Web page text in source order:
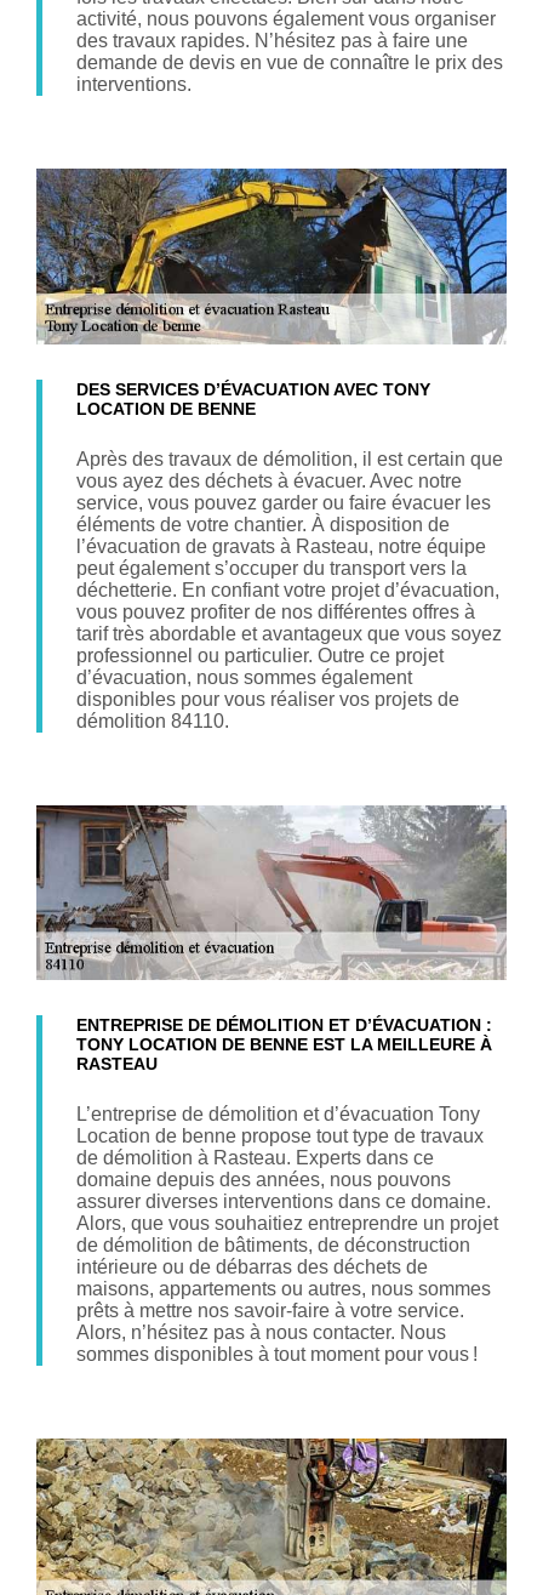
activité, nous pouvons également vous organiser
des travaux rapides. N’hésitez pas à faire une
demande de devis en vue de connaître le prix des
interventions.
DES SERVICES D’ÉVACUATION AVEC TONY
LOCATION DE BENNE
Après des travaux de démolition, il est certain que
vous ayez des déchets à évacuer. Avec notre
service, vous pouvez garder ou faire évacuer les
éléments de votre chantier. À disposition de
l’évacuation de gravats à Rasteau, notre équipe
peut également s’occuper du transport vers la
déchetterie. En confiant votre projet d’évacuation,
vous pouvez profiter de nos différentes offres à
tarif très abordable et avantageux que vous soyez
professionnel ou particulier. Outre ce projet
d’évacuation, nous sommes également
disponibles pour vous réaliser vos projets de
démolition 84110.
ENTREPRISE DE DÉMOLITION ET D’ÉVACUATION :
TONY LOCATION DE BENNE EST LA MEILLEURE À
RASTEAU
L’entreprise de démolition et d’évacuation Tony
Location de benne propose tout type de travaux
de démolition à Rasteau. Experts dans ce
domaine depuis des années, nous pouvons
assurer diverses interventions dans ce domaine.
Alors, que vous souhaitiez entreprendre un projet
de démolition de bâtiments, de déconstruction
intérieure ou de débarras des déchets de
maisons, appartements ou autres, nous sommes
prêts à mettre nos savoir-faire à votre service.
Alors, n’hésitez pas à nous contacter. Nous
sommes disponibles à tout moment pour vous !